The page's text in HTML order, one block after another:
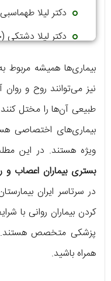
دکتر لیلا
دکتر لیلا دشتکی
دکتر متینا
بیماری‌ها همیشه مربوط
نیز می‌توانند روح و
طبیعی آن‌ها را مختل
بیماری‌های اختصاصی
ویژه هستند. در این
بستری بیماران اعصاب و
در سرتاسر ایران
کردن بیماران روانی با
پزشکی متخصص هستند.
همراه باشید.